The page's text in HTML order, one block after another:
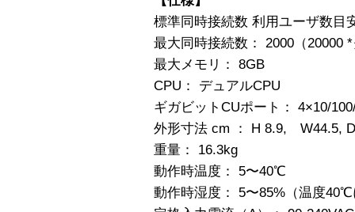
標準同時接続数 利用ユーザ数目
最大同時接続数： 2000（20000
最大メモリ： 8GB
CPU： デュアルCPU
ギガビットCUポート： 4×10/
外形寸法 cm ： H 8.9, W44.5,
重量： 16.3kg
動作時温度： 5〜40℃
動作時湿度： 5〜85%（温度